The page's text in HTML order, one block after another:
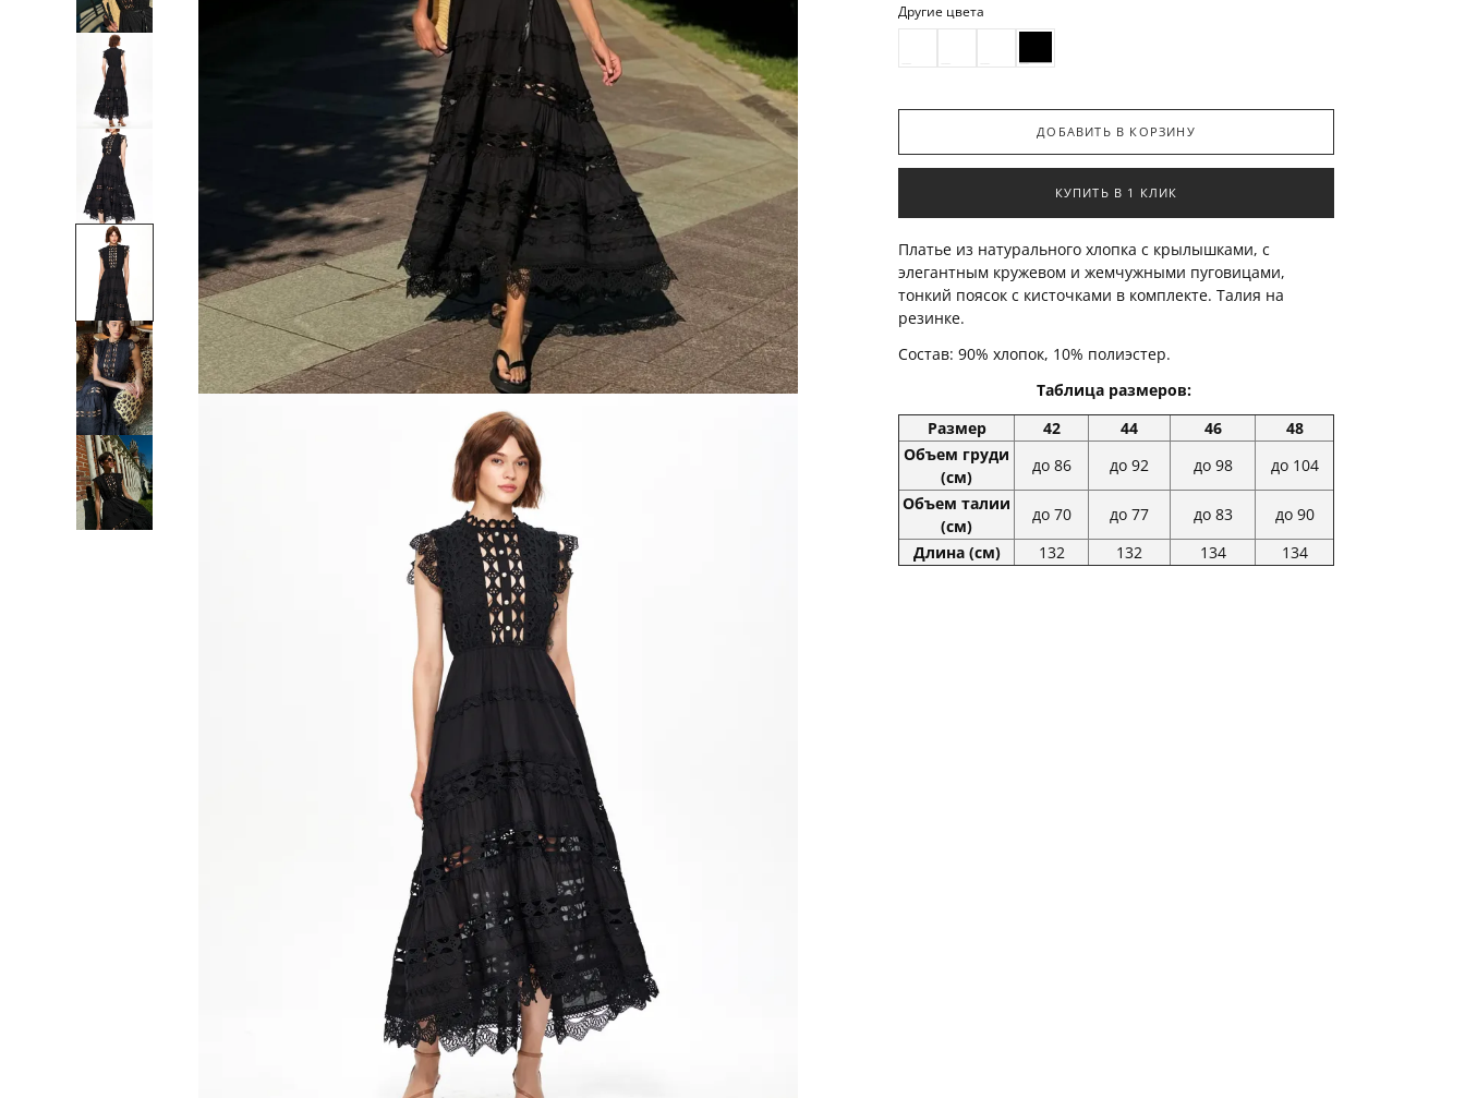
Другие цвета
ДОБАВИТЬ В КОРЗИНУ
КУПИТЬ В 1 КЛИК
Платье из натурального хлопка с крылышками, с
элегантным кружевом и жемчужными пуговицами,
тонкий поясок с кисточками в комплекте. Талия на
резинке.
Состав: 90% хлопок, 10% полиэстер.
Таблица размеров:
Размер
42 44 46
48
Объем груди
(см)
до 86 до 92 до 98
до 104
Объем талии
(см)
до 70 до 77 до 83
до 90
Длина (см)
132 132 134 134